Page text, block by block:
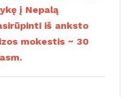
į Nepalą
iš anksto
mokestis ~ 30